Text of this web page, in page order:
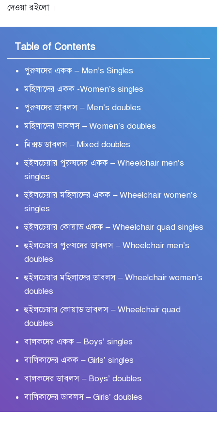
দেওয়া রইলো ।
Table of Contents
পুরুষদের একক – Men’s Singles
মহিলাদের একক -Women’s singles
পুরুষদের ডাবলস – Men’s doubles
মহিলাদের ডাবলস – Women’s doubles
মিক্সড ডাবলস – Mixed doubles
হুইলচেয়ার পুরুষদের একক – Wheelchair men’s
singles
হুইলচেয়ার মহিলাদের একক – Wheelchair women’s
singles
হুইলচেয়ার কোয়াড একক – Wheelchair quad singles
হুইলচেয়ার পুরুষদের ডাবলস – Wheelchair men’s
doubles
হুইলচেয়ার মহিলাদের ডাবলস – Wheelchair women’s
doubles
হুইলচেয়ার কোয়াড ডাবলস – Wheelchair quad
doubles
বালকদের একক – Boys’ singles
বালিকাদের একক – Girls’ singles
বালকদের ডাবলস – Boys’ doubles
বালিকাদের ডাবলস – Girls’ doubles